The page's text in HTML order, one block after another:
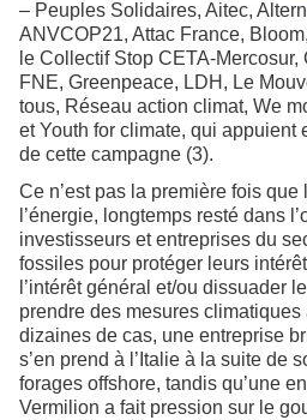
– Peuples Solidaires, Aitec,
ANVCOP21, Attac France,
le Collectif Stop CETA-
FNE, Greenpeace, LDH, Le
tous, Réseau action climat, We
et Youth for climate, qui appuient
de cette campagne (3).
Ce n’est pas la première fois
l’énergie, longtemps resté dans
investisseurs et entreprises du
fossiles pour protéger leurs
l’intérêt général et/ou dissuader
prendre des mesures
dizaines de cas, une entreprise
s’en prend à l’Italie à la suite de
forages offshore, tandis qu’une
Vermilion a fait pression sur le